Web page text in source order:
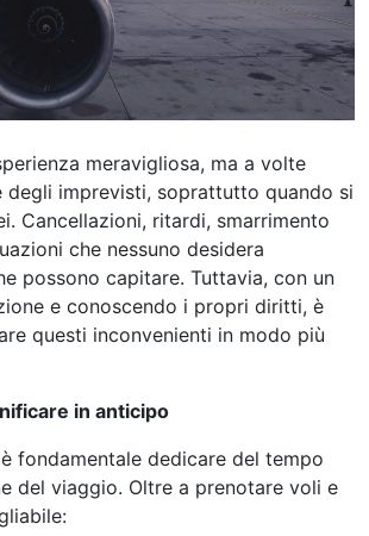
meravigliosa, ma a volte
degli imprevisti, soprattutto quando si
Cancellazioni, ritardi, smarrimento
che nessuno desidera
possono capitare. Tuttavia, con un
e conoscendo i propri diritti, è
questi inconvenienti in modo più
in anticipo
fondamentale dedicare del tempo
del viaggio. Oltre a prenotare voli e